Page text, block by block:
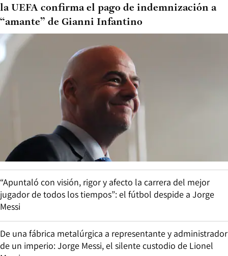
la UEFA confirma el pago de indemnización a
“amante” de Gianni Infantino
“Apuntaló con visión, rigor y afecto la carrera del mejor
jugador de todos los tiempos”: el fútbol despide a Jorge
Messi
De una fábrica metalúrgica a representante y administrador
de un imperio: Jorge Messi, el silente custodio de Lionel